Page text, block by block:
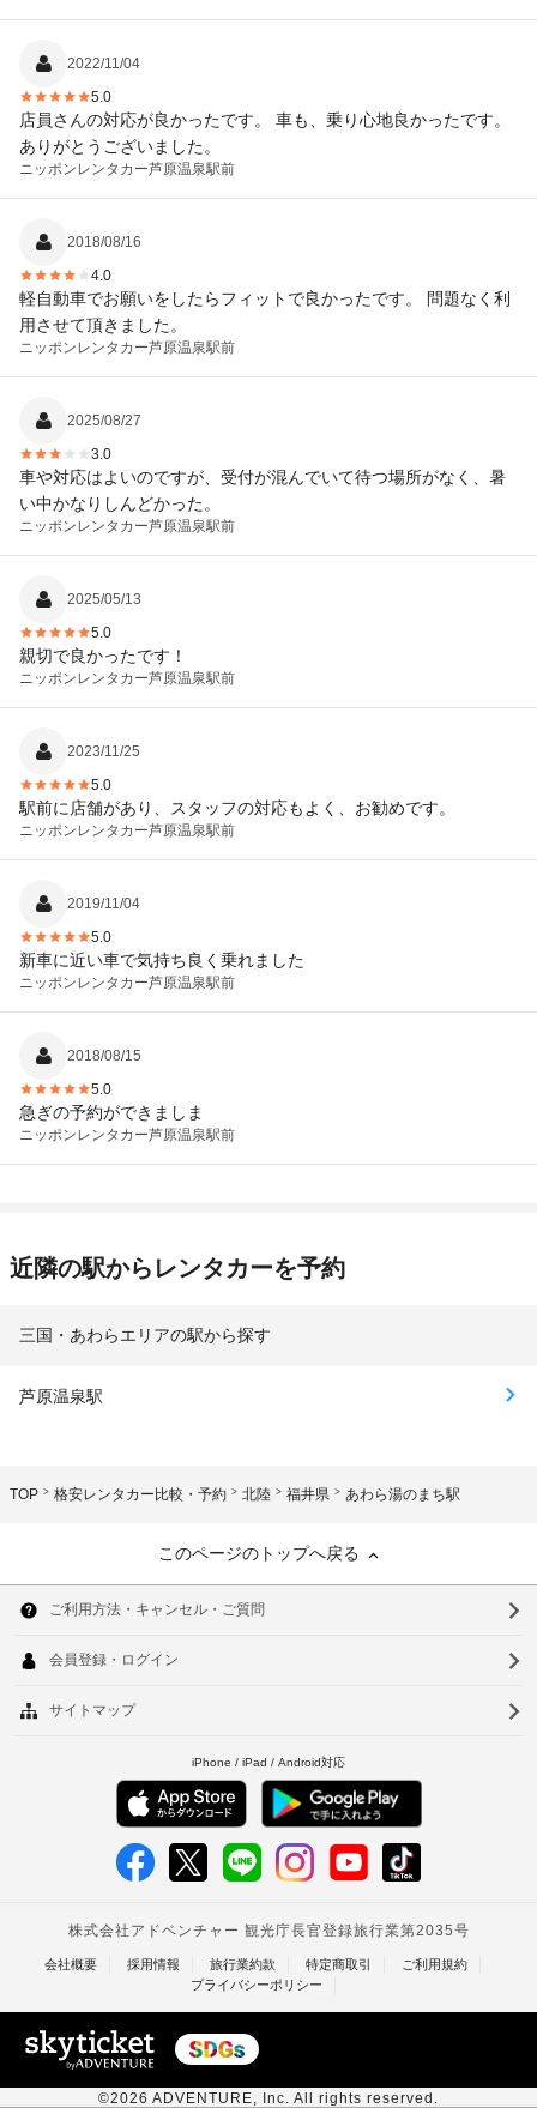
2022/11/04
5.0
店員さんの対応が良かったです。 車も、乗り心地良かったです。
ありがとうございました。
ニッポンレンタカー芦原温泉駅前
2018/08/16
4.0
軽自動車でお願いをしたらフィットで良かったです。 問題なく利
用させて頂きました。
ニッポンレンタカー芦原温泉駅前
2025/08/27
3.0
車や対応はよいのですが、受付が混んでいて待つ場所がなく、暑
い中かなりしんどかった。
ニッポンレンタカー芦原温泉駅前
2025/05/13
5.0
親切で良かったです！
ニッポンレンタカー芦原温泉駅前
2023/11/25
5.0
駅前に店舗があり、スタッフの対応もよく、お勧めです。
ニッポンレンタカー芦原温泉駅前
2019/11/04
5.0
新車に近い車で気持ち良く乗れました
ニッポンレンタカー芦原温泉駅前
2018/08/15
5.0
急ぎの予約ができましま
ニッポンレンタカー芦原温泉駅前
近隣の駅からレンタカーを予約
三国・あわらエリアの駅から探す
芦原温泉駅
TOP 格安レンタカー比較・予約 北陸 福井県 あわら湯のまち駅
このページのトップへ戻る